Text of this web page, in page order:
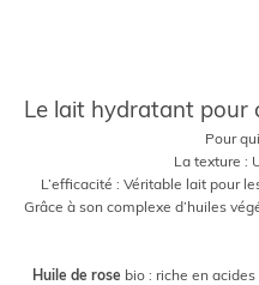
Le lait hydratant pour
Pour
La texture :
L’efficacité : Véritable lait pour
Grâce à son complexe d’huiles
Huile de rose bio : riche en